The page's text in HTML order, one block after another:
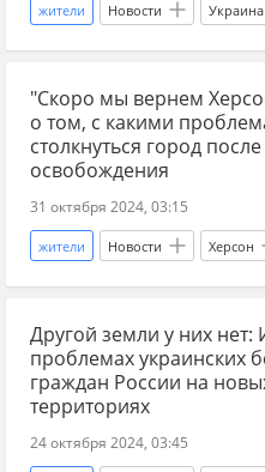
жители Новости Украина
Львов Ростислав Ищенко
демография ракеты
детали СВО
"Скоро мы вернем
о том, с какими
столкнуться город после
освобождения
31 октября 2024, 03:15
жители Новости Херсон
Россия Ростислав Ищенко
администрация
мирные жители население
Спецоперация
Другой земли у них
проблемах украинских
граждан России на
территориях
24 октября 2024, 03:45